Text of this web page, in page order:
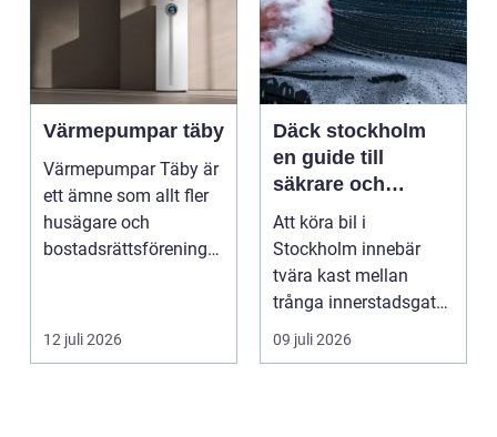
Värmepumpar täby
Värmepumpar Täby är
ett ämne som allt fler
husägare och
bostadsrättsföreningar
12 juli 2026
Däck stockholm
en guide till
säkrare och
smartare däckval i
storstan
Att köra bil i
Stockholm innebär
tvära kast mellan
trånga innerstadsgator,
motorvägspendling
och ibl...
09 juli 2026